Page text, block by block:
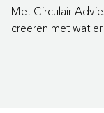
Met Circulair
creëren met wat er